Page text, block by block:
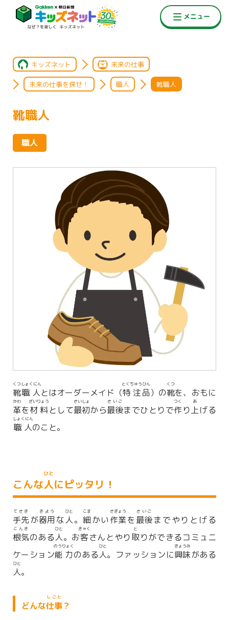
キッズネット 未来の仕事
未来の仕事を探せ！ 職人 靴職人
靴職人
職人
靴
くつ
職人
しょくにん
とはオーダーメイド（特注
とくちゅう
品
ひん
）の靴
くつ
を、おもに
革
かわ
を材料
ざいりょう
として最初
さいしょ
から最後
さいご
までひとりで作
つく
り上
あ
げる
職人
しょくにん
のこと。
こんな人
ひと
にピッタリ！
手先
てさき
が器用
きよう
な人
ひと
。 細
こま
かい作業
さぎょう
を 最後
さいご
までやりとげる
根気
こんき
のある人
ひと
。お客
きゃく
さんとやり取
と
りができるコミュニ
ケーション能力
のうりょく
のある人
ひと
。ファッションに興味
きょうみ
がある
人
ひと
。
どんな仕事
しごと
？